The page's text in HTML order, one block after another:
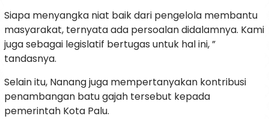
Siapa menyangka niat baik dari pengelola membantu
masyarakat, ternyata ada persoalan didalamnya. Kami
juga sebagai legislatif bertugas untuk hal ini, ”
tandasnya.
Selain itu, Nanang juga mempertanyakan kontribusi
penambangan batu gajah tersebut kepada
pemerintah Kota Palu.